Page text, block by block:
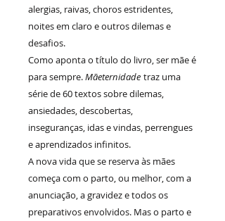
alergias, raivas, choros estridentes,
noites em claro e outros dilemas e
desafios.
Como aponta o título do livro, ser mãe é
para sempre.Mãeternidade traz uma
série de 60 textos sobre dilemas,
ansiedades, descobertas,
inseguranças, idas e vindas, perrengues
e aprendizados infinitos.
A nova vida que se reserva às mães
começa com o parto, ou melhor, com a
anunciação, a gravidez e todos os
preparativos envolvidos. Mas o parto e